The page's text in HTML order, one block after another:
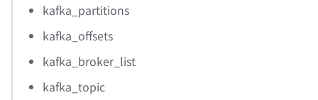
kafka_partitions
kafka_offsets
kafka_broker_list
kafka_topic